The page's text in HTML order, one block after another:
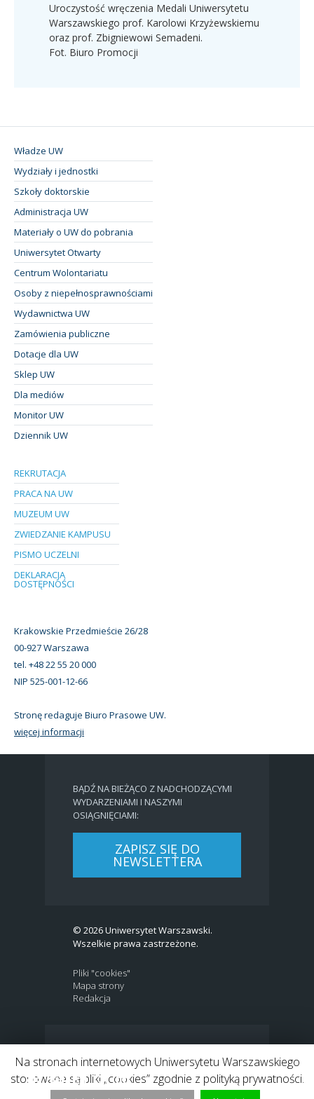
Uroczystość wręczenia Medali Uniwersytetu
Warszawskiego prof. Karolowi Krzyżewskiemu
oraz prof. Zbigniewowi Semadeni.
Fot. Biuro Promocji
Władze UW
Wydziały i jednostki
Szkoły doktorskie
Administracja UW
Materiały o UW do pobrania
Uniwersytet Otwarty
Centrum Wolontariatu
Osoby z niepełnosprawnościami
Wydawnictwa UW
Zamówienia publiczne
Dotacje dla UW
Sklep UW
Dla mediów
Monitor UW
Dziennik UW
REKRUTACJA
PRACA NA UW
MUZEUM UW
ZWIEDZANIE KAMPUSU
PISMO UCZELNI
DEKLARACJA
DOSTĘPNOŚCI
Krakowskie Przedmieście 26/28
00-927 Warszawa
tel. +48 22 55 20 000
NIP 525-001-12-66
Stronę redaguje Biuro Prasowe UW.
więcej informacji
BĄDŹ NA BIEŻĄCO Z NADCHODZĄCYMI
WYDARZENIAMI I NASZYMI
OSIĄGNIĘCIAMI:
ZAPISZ SIĘ DO
NEWSLETTERA
© 2026 Uniwersytet Warszawski.
Wszelkie prawa zastrzeżone.
Pliki "cookies"
Mapa strony
Redakcja
Link do profilu Facebook
Link to Twitter profile
Link do kanału Youtube
Link do profilu Instagram
Link do profilu LinkedIn
Na stronach internetowych Uniwersytetu Warszawskiego
stosowane są pliki „cookies” zgodnie z polityką prywatności.